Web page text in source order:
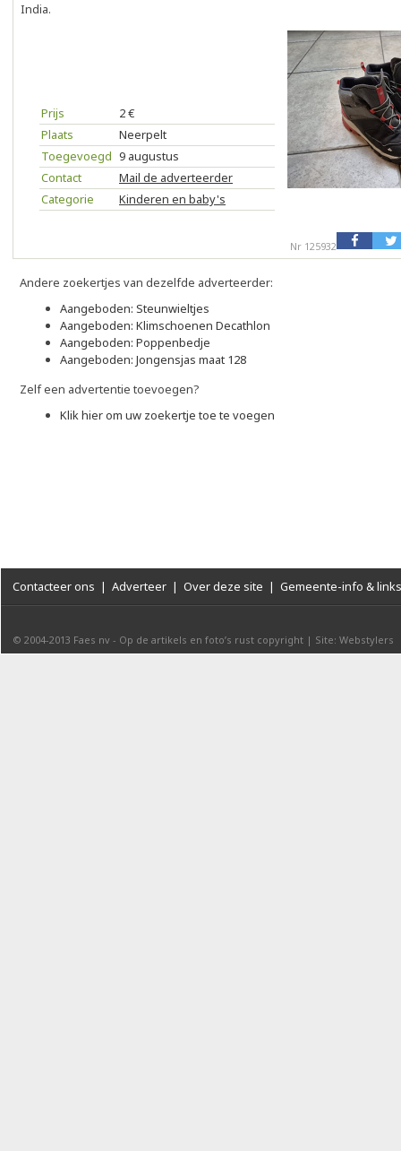
India.
Prijs
2 €
Plaats
Neerpelt
Toegevoegd 9 augustus
Contact
Mail de adverteerder
Categorie
Kinderen en baby's
Nr 125932
Andere zoekertjes van dezelfde adverteerder:
Aangeboden: Steunwieltjes
Aangeboden: Klimschoenen Decathlon
Aangeboden: Poppenbedje
Aangeboden: Jongensjas maat 128
Zelf een advertentie toevoegen?
Klik hier om uw zoekertje toe te voegen
Contacteer ons | Adverteer | Over deze site | Gemeente-info & links
© 2004-2013 Faes nv - Op de artikels en foto’s rust copyright | Site: Webstylers